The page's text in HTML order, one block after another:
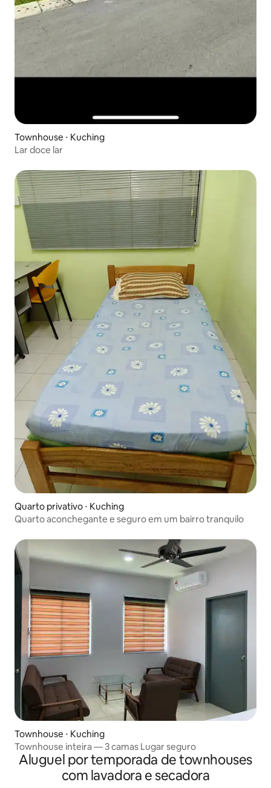
Townhouse ⋅ Kuching
Lar doce lar
Quarto privativo ⋅ Kuching
Quarto aconchegante e seguro em um bairro tranquilo
Townhouse ⋅ Kuching
Townhouse inteira — 3 camas Lugar seguro
Aluguel por temporada de townhouses
com lavadora e secadora